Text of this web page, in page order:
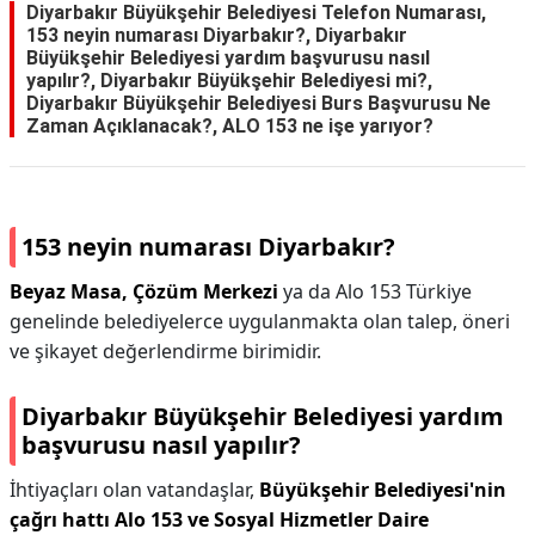
Diyarbakır Büyükşehir Belediyesi Telefon Numarası,
153 neyin numarası Diyarbakır?, Diyarbakır
Büyükşehir Belediyesi yardım başvurusu nasıl
yapılır?, Diyarbakır Büyükşehir Belediyesi mi?,
Diyarbakır Büyükşehir Belediyesi Burs Başvurusu Ne
Zaman Açıklanacak?, ALO 153 ne işe yarıyor?
153 neyin numarası Diyarbakır?
Beyaz Masa, Çözüm Merkezi ya da Alo 153 Türkiye
genelinde belediyelerce uygulanmakta olan talep, öneri
ve şikayet değerlendirme birimidir.
Diyarbakır Büyükşehir Belediyesi yardım
başvurusu nasıl yapılır?
İhtiyaçları olan vatandaşlar, Büyükşehir Belediyesi'nin
çağrı hattı Alo 153 ve Sosyal Hizmetler Daire